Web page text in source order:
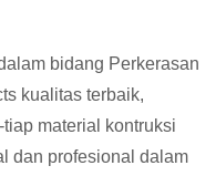
bidang Perkerasan
kualitas terbaik,
material kontruksi
dan profesional dalam